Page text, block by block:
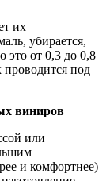
их
убирается,
это от 0,3 до 0,8
проводится под
виниров
или
и комфортнее)